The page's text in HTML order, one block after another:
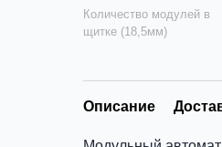
Количество модулей в
щитке (18,5мм)
Описание